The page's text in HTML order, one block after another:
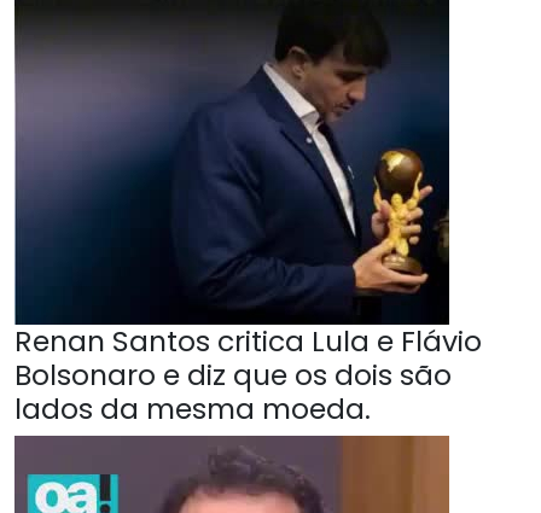
Renan Santos critica Lula e Flávio
Bolsonaro e diz que os dois são
lados da mesma moeda.